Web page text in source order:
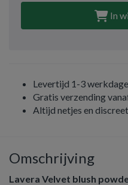
In
Levertijd 1-3
Gratis verzending
Altijd netjes en
Omschrijving
Lavera Velvet blush